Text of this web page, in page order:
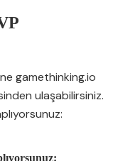
gamethinking.io
ulaşabilirsiniz.